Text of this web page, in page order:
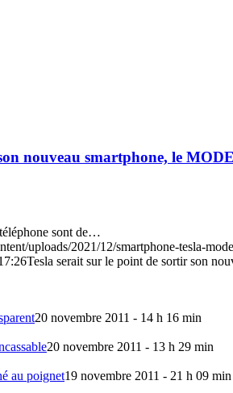
nouveau smartphone, le
sont de…
uploads/2021/12/smartphone-tesla-
Tesla serait sur le point de sortir son
20 novembre 2011 - 14 h 16 min
20 novembre 2011 - 13 h 29 min
au poignet19 novembre 2011 - 21 h 09 min